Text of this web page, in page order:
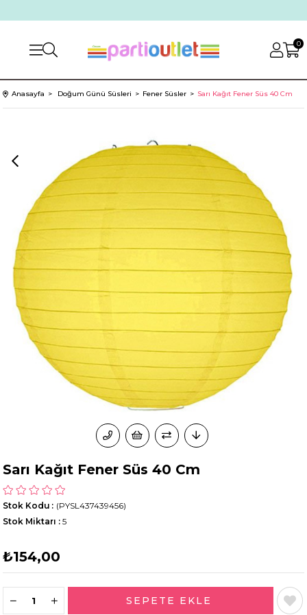
0
Anasayfa Doğum Günü Süsleri Fener Süsler Sarı Kağıt Fener Süs 40 Cm
Sarı Kağıt Fener Süs 40 Cm
(PYSL437439456)
Stok Kodu
Stok Miktarı : 5
₺154,00